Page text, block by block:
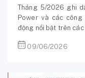
Tháng 5/2026 ghi
Power và các
động nổi bật trên các
09/06/2026